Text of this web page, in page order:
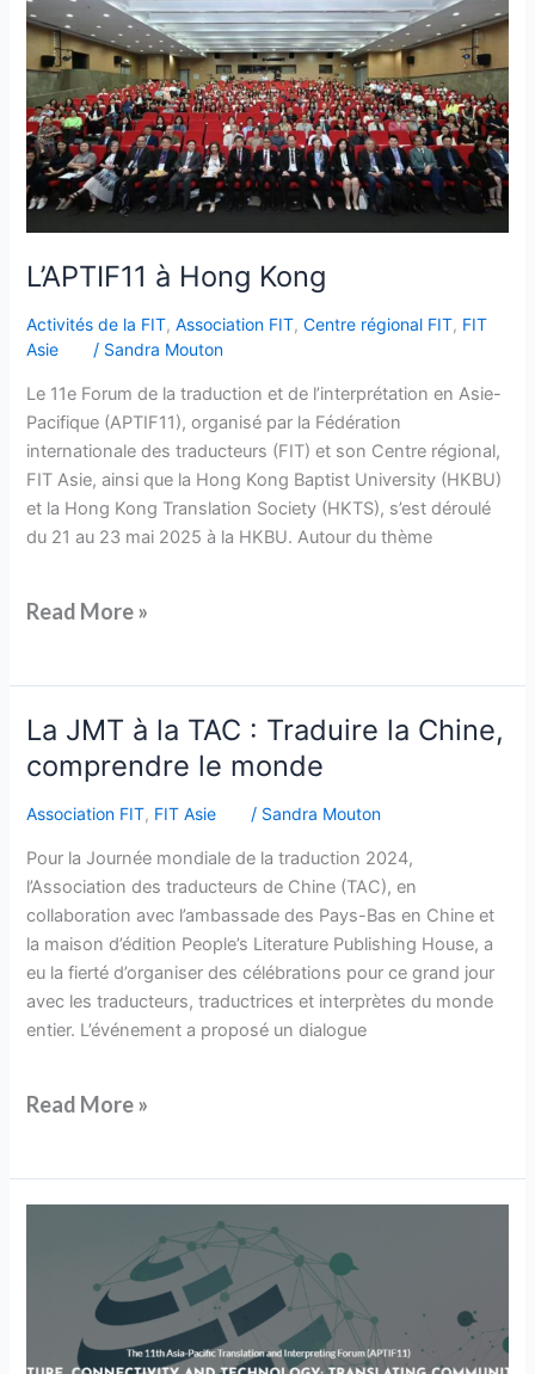
L’APTIF11 à Hong Kong
Activités de la FIT,Association FIT,Centre régional FIT, FIT
Asie
/ Sandra Mouton
Le 11e Forum de la traduction et de l’interprétation en Asie-
Pacifique (APTIF11), organisé par la Fédération
internationale des traducteurs (FIT) et son Centre régional,
FIT Asie, ainsi que la Hong Kong Baptist University (HKBU)
et la Hong Kong Translation Society (HKTS), s’est déroulé
du 21 au 23 mai 2025 à la HKBU. Autour du thème
Read More »
La JMT à la TAC : Traduire la Chine,
comprendre le monde
Association FIT, FIT Asie / Sandra Mouton
Pour la Journée mondiale de la traduction 2024,
l’Association des traducteurs de Chine (TAC), en
collaboration avec l’ambassade des Pays-Bas en Chine et
la maison d’édition People’s Literature Publishing House, a
eu la fierté d’organiser des célébrations pour ce grand jour
avec les traducteurs, traductrices et interprètes du monde
entier. L’événement a proposé un dialogue
La
JMT
à
la
:
Traduire
la
Chine,
comprendre
le
monde
Read More »
communications
APTIF11